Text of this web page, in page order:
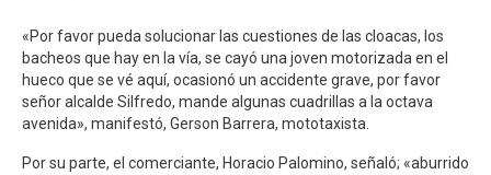
«Por favor pueda solucionar las cuestiones de las cloacas, los
bacheos que hay en la vía, se cayó una joven motorizada en el
hueco que se vé aquí, ocasionó un accidente grave, por favor
señor alcalde Silfredo, mande algunas cuadrillas a la octava
avenida», manifestó, Gerson Barrera, mototaxista.
Por su parte, el comerciante, Horacio Palomino, señaló; «aburrido